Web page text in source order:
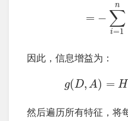
= −
n
∑
i=1
因此，信息增益为：
g(D, A) = H
然后遍历所有特征，将